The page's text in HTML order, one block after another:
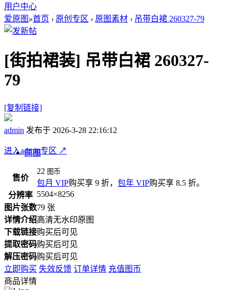
用户中心
爱原图 »首页 › 原创专区 › 原图素材 › 吊带白裙 260327-79
[街拍裙装] 吊带白裙 260327-
79
[复制链接]
admin 发布于 2026-3-28 22:16:12
进入admin专区 ↗
原图
售价
22 图币
包月 VIP购买享 9 折， 包年 VIP购买享 8.5 折。
分辨率 5504×8256
图片张数79 张
详情介绍高清无水印原图
下载链接购买后可见
提取密码购买后可见
解压密码购买后可见
立即购买 失效反馈 订单详情 充值图币
商品详情